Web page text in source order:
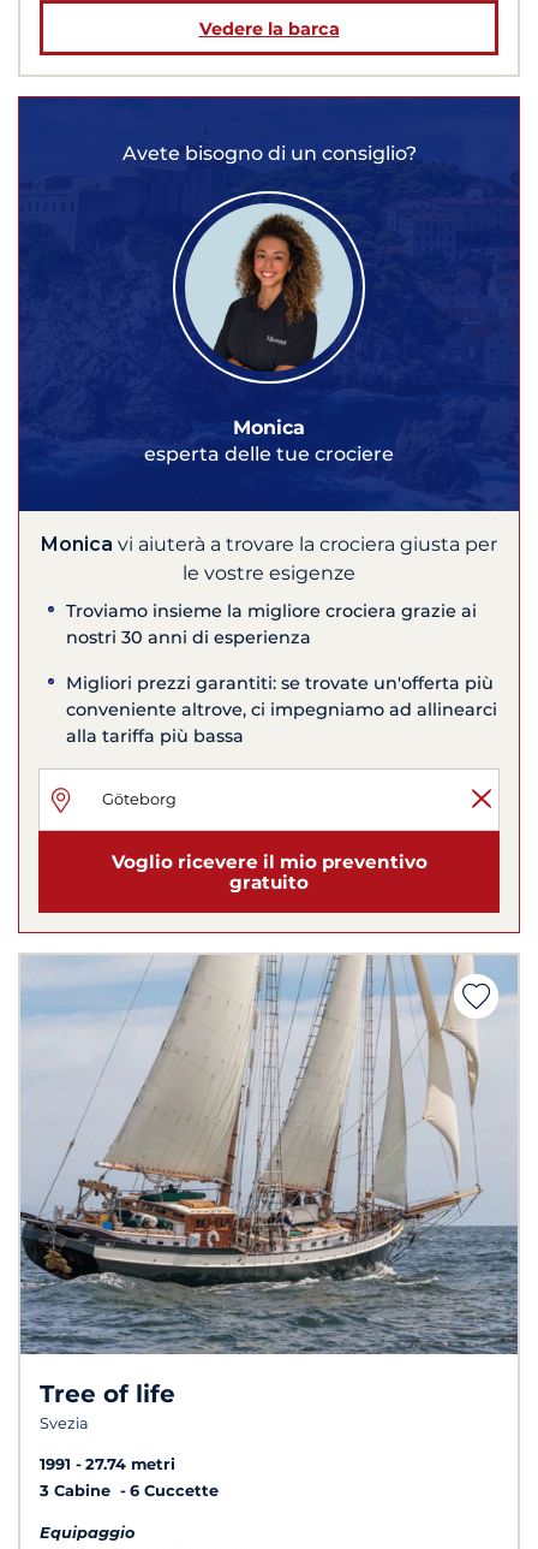
Vedere la barca
Avete bisogno di un consiglio?
Monica
esperta delle tue crociere
Monica vi aiuterà a trovare la crociera giusta per
le vostre esigenze
Troviamo insieme la migliore crociera grazie ai
nostri 30 anni di esperienza
Migliori prezzi garantiti: se trovate un'offerta più
conveniente altrove, ci impegniamo ad allinearci
alla tariffa più bassa
Voglio ricevere il mio preventivo
gratuito
Tree of life
Svezia
1991
27.74 metri
3 Cabine
6 Cuccette
Equipaggio